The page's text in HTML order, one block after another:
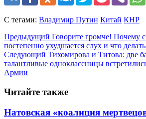
С тегами: Владимир Путин Китай КНР
Предыдущий Говорите громче! Почему
постепенно ухудшается слух и что делать
Следующий Тихомирова и Титова: две
талантливые одноклассницы
Армии
Читайте также
Натовская «коалиция